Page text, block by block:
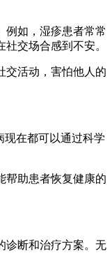
例如，湿疹患者常常
交场合感到不安。
交活动，害怕他人的
现在都可以通过科学
帮助患者恢复健康的
诊断和治疗方案。无